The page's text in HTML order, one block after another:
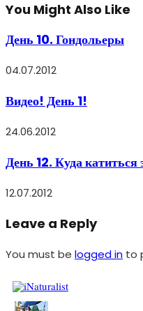
You Might Also Like
День 10. Гондольеры
04.07.2012
Видео! День 1!
24.06.2012
День 12. Куда катиться
12.07.2012
Leave a Reply
You must be logged in to